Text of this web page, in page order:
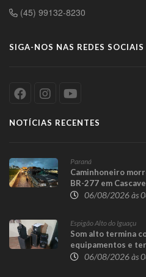
(45) 99132-8230
SIGA-NOS NAS REDES SOCIAIS
NOTÍCIAS RECENTES
Paraná
Caminhoneiro
BR-277 em
06/08/2026 às
Espigão Alto do Iguaçu
Som alto termina
equipamentos e
Espigão Alto do
06/08/2026 às